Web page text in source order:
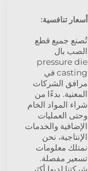
أسعار تنافسية:
تُصنع جميع قطع
الصب بال
pressure die
casting في
مرافق الشركات
المعنية. بدءًا من
شراء المواد الخام
وحتى العمليات
الإضافية والخدمات
الإنتاجية، نحن
نمتلك معلومات
تسعير مفصلة.
شركتنا لديها أكثر